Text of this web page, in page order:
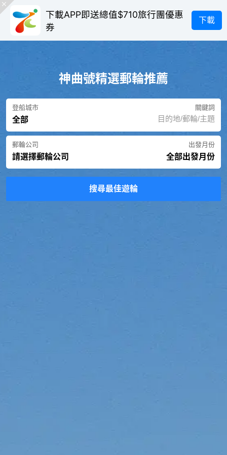
下載APP即送總值$710旅行團優惠
券
下載
神曲號精選郵輪推薦
登船城市
全部
關鍵詞
郵輪公司
請選擇郵輪公司
出發月份
全部出發月份
搜尋最佳遊輪